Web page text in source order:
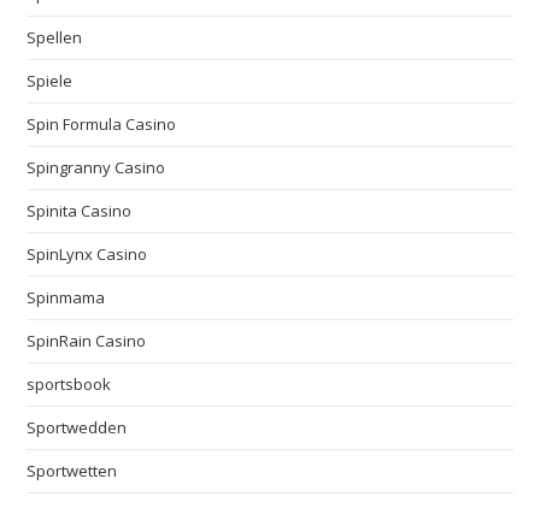
Spellen
Spiele
Spin Formula Casino
Spingranny Casino
Spinita Casino
SpinLynx Casino
Spinmama
SpinRain Casino
sportsbook
Sportwedden
Sportwetten